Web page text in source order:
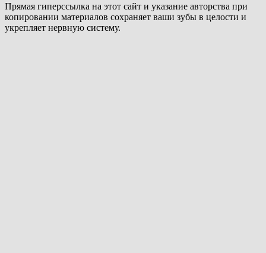
Прямая гиперссылка на этот сайт и указание авторства при
копировании материалов сохраняет ваши зубы в целости и
укрепляет нервную систему.